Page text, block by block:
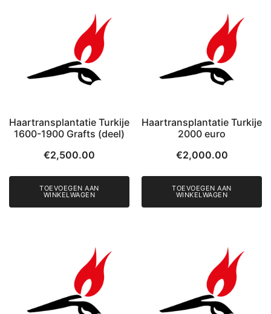
Haartransplantatie Turkije
1600-1900 Grafts (deel)
€2,500.00
TOEVOEGEN AAN
WINKELWAGEN
Haartransplantatie Turkije
2000 euro
€2,000.00
TOEVOEGEN AAN
WINKELWAGEN